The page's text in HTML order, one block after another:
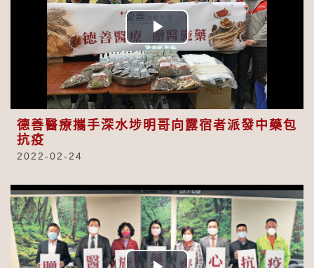
Play
Video
德善醫療攜手深水埗明哥向露宿者派發中藥包
抗疫
2022-02-24